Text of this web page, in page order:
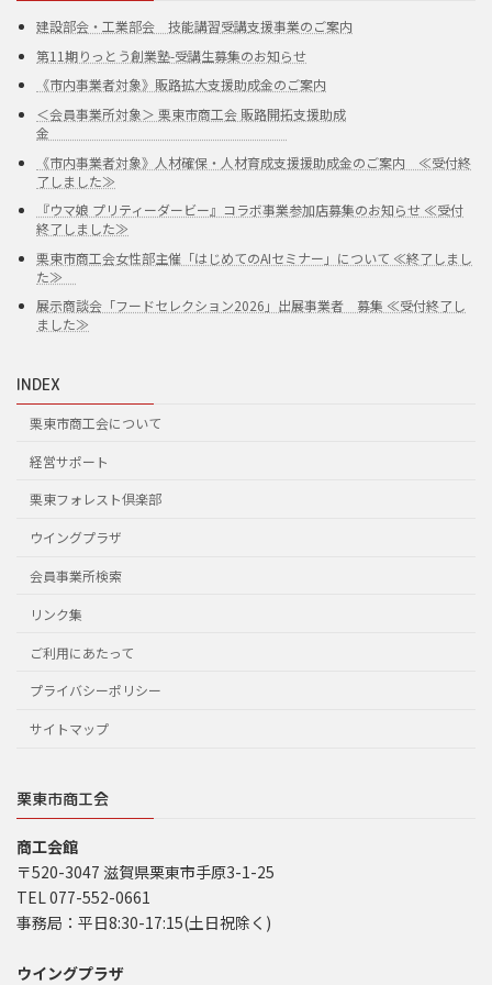
建設部会・工業部会 技能講習受講支援事業のご案内
第11期りっとう創業塾-受講生募集のお知らせ
《市内事業者対象》販路拡大支援助成金のご案内
＜会員事業所対象＞ 栗東市商工会 販路開拓支援助成
金
《市内事業者対象》人材確保・人材育成支援援助成金のご案内 ≪受付終
了しました≫
『ウマ娘 プリティーダービー』コラボ事業参加店募集のお知らせ ≪受付
終了しました≫
栗東市商工会女性部主催「はじめてのAIセミナー」について ≪終了しまし
た≫
展示商談会「フードセレクション2026」出展事業者 募集 ≪受付終了し
ました≫
INDEX
栗東市商工会について
経営サポート
栗東フォレスト倶楽部
ウイングプラザ
会員事業所検索
リンク集
ご利用にあたって
プライバシーポリシー
サイトマップ
栗東市商工会
商工会館
〒520-3047 滋賀県栗東市手原3-1-25
TEL 077-552-0661
事務局：平日8:30-17:15(土日祝除く)
ウイングプラザ